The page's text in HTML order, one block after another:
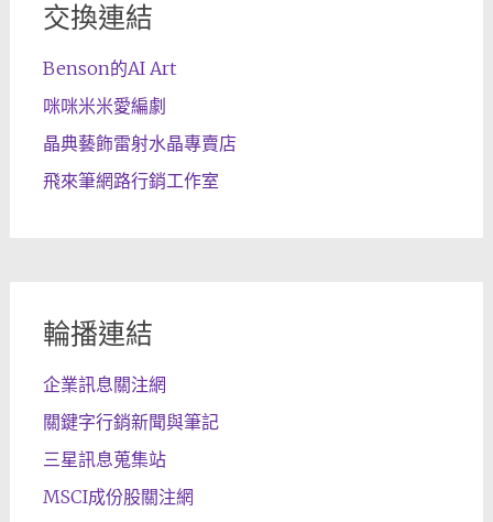
交換連結
Benson的AI Art
咪咪米米愛編劇
晶典藝飾雷射水晶專賣店
飛來筆網路行銷工作室
輪播連結
企業訊息關注網
關鍵字行銷新聞與筆記
三星訊息蒐集站
MSCI成份股關注網